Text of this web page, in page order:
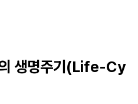
생명주기(Life-Cy